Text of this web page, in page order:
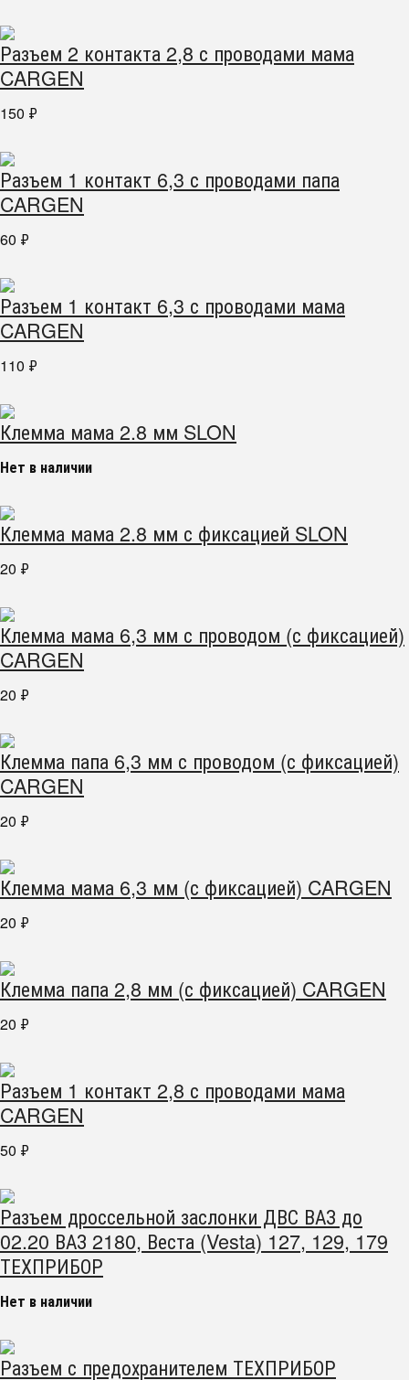
Разъем 2 контакта 2,8 с проводами мама
CARGEN
150 ₽
Разъем 1 контакт 6,3 с проводами папа
CARGEN
60 ₽
Разъем 1 контакт 6,3 с проводами мама
CARGEN
110 ₽
Клемма мама 2.8 мм SLON
Нет в наличии
Клемма мама 2.8 мм с фиксацией SLON
20 ₽
Клемма мама 6,3 мм с проводом (с фиксацией)
CARGEN
20 ₽
Клемма папа 6,3 мм с проводом (с фиксацией)
CARGEN
20 ₽
Клемма мама 6,3 мм (с фиксацией) CARGEN
20 ₽
Клемма папа 2,8 мм (с фиксацией) CARGEN
20 ₽
Разъем 1 контакт 2,8 с проводами мама
CARGEN
50 ₽
Разъем дроссельной заслонки ДВС ВАЗ до
02.20 ВАЗ 2180, Веста (Vesta) 127, 129, 179
ТЕХПРИБОР
Нет в наличии
Разъем с предохранителем ТЕХПРИБОР